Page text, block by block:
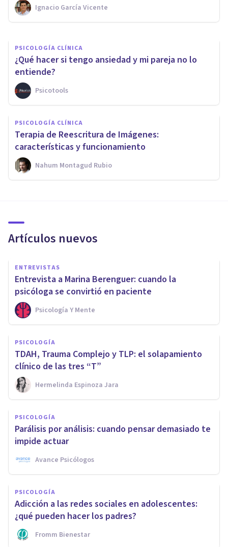
Ignacio García Vicente
Psicomaster
PSICOLOGÍA CLÍNICA
¿Qué hacer si tengo ansiedad y mi pareja no lo
entiende?
Psicotools
PSICOLOGÍA CLÍNICA
Terapia de Reescritura de Imágenes:
características y funcionamiento
Nahum Montagud Rubio
Artículos nuevos
ENTREVISTAS
Entrevista a Marina Berenguer: cuando la
psicóloga se convirtió en paciente
Psicología Y Mente
PSICOLOGÍA
TDAH, Trauma Complejo y TLP: el solapamiento
clínico de las tres “T”
Hermelinda Espinoza Jara
PSICOLOGÍA
Parálisis por análisis: cuando pensar demasiado te
impide actuar
Avance Psicólogos
PSICOLOGÍA
Adicción a las redes sociales en adolescentes:
¿qué pueden hacer los padres?
Fromm Bienestar